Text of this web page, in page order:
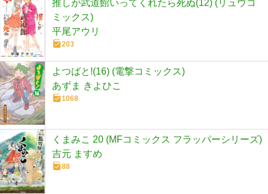
推しが武道館いってくれたら死ぬ(12) (リュウコ
ミックス)
平尾アウリ
203
よつばと!(16) (電撃コミックス)
あずま きよひこ
1068
くまみこ 20 (MFコミックス フラッパーシリーズ)
吉元 ますめ
88